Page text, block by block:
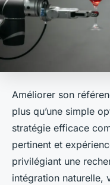
Améliorer son
plus qu’une simple
stratégie efficace
pertinent et
privilégiant une
intégration naturelle,